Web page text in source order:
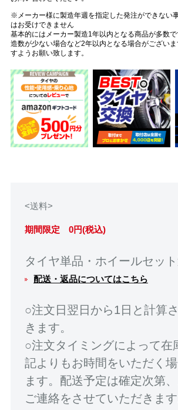
※メーカー様に製造年週を指定した発注ができない
はお受けできません
基本的にはメーカー製造1年以内となる商品が多数
造数が少ない場合など2年以内となる場合がござい
すようお願い致します。
<送料>
期間限定 0円(税込)
タイヤ単品・ホイールセッ
配送・返品についてはこちら
○注文日翌日から1日と計算
きます。
○注文タイミングによって在
記よりもお時間をいただく
ます。配送予定は確定次第
ご連絡をさせていただきます